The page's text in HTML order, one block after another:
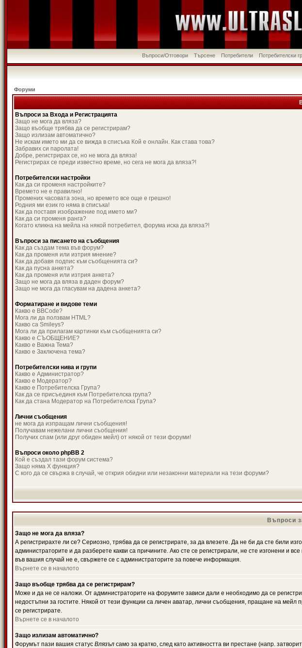
Въпроси/Отговори Търсене Потребители Потребителски
Форуми
Въпроси за Входа и Регистрацията
Защо не мога да вляза?
Защо въобще трябва да се регистрирам?
Защо излизам автоматично?
Не искам името ми да се вижда в списъка Кой е онлайн. Как става това?
Забравих си паролата!
Добре, регистрирах се, но не мога да вляза!
Регистрирах се преди известно време, но сега не мога да вляза?!
Потребителски настройки
Как да си променя настройките?
Времето не е правилно!
Промених часовата зона, но времето все още е грешно!
Родния ми език го няма в списъка!
Как да поставя изображение под името ми?
Как да си променя ранга?
Когато кликна на мейла на някой потребител, форума иска да вляза?!
Въпроси за писането на съобщения
Как да създам тема във форум?
Как да променя или изтрия мнение?
Как да добавя подпис към съобщенията си?
Как да пусна анкета?
Как да променя или изтрия анкета?
Защо не мога да вляза в даден форум?
Защо не мога да гласувам на дадена анкета?
Форматиране и видове теми
Какво е BBCode?
Мога ли да ползвам HTML?
Какво са Smileys?
Мога ли да прилагам картинки към съобщенията си?
Какво е СЪОБЩЕНИЕ?
Какво е Важна Тема?
Какво е Заключена тема?
Потребителски нива и групи
Какво е Администратор?
Какво е Модератор?
Какво е Потребителска Група?
Как да се присъединя към Потребителска група?
Как да стана Модератор на Потребителска Група?
Лични съобщения
не мога да изпращам лични съобщения!
Получавам нежелани лични съобщения!
Получих спам (или друг обиден мейл) от някой от тези форуми!
Въпроси около phpBB 2
Кой е създал тази форум система?
Защо няма X функция?
С кого да се свържа в случай, че открия обидни или незаконни материали на тези форуми?
Въпроси
Защо не мога да вляза?
А регистрирахте ли се? Сериозно, трябва да се регистрирате, за да влезете. Да не би да сте били
администраторите и да разберете какви са причините. Ако сте се регистрирали, не сте изгонени и
във вашия случай не е, свържете се с администраторите за повече информация.
Върнете се в началото
Защо въобще трябва да се регистрирам?
Може и да не се наложи. От администраторите на форумите зависи дали е необходимо да се
недостъпни за гостите. Някой от тези функции са личен аватар, лични съобщения, пращане на мейл
се регистрирате.
Върнете се в началото
Защо излизам автоматично?
Форумът пази вашия статус Влязъл само за кратко, след като активността ви престане (напр.